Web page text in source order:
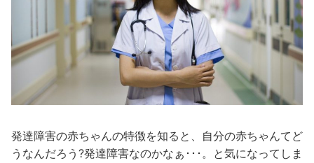
発達障害の赤ちゃんの特徴を知ると、自分の赤ちゃんてど
うなんだろう?発達障害なのかなぁ･･･。と気になってしま